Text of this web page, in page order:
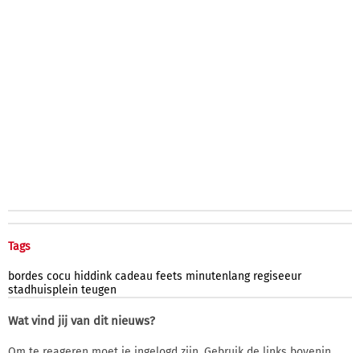
Tags
bordes cocu hiddink cadeau feets minutenlang regiseeur
stadhuisplein teugen
Wat vind jij van dit nieuws?